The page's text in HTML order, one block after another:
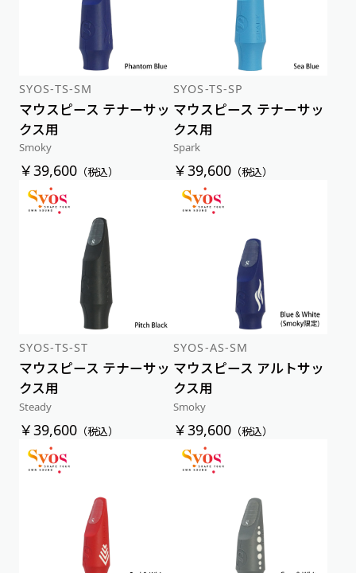
SYOS-TS-SM
マウスピース テナーサッ
クス用
Smoky
￥39,600（税込）
SYOS-TS-SP
マウスピース テナーサッ
クス用
Spark
￥39,600 （税込）
SYOS-TS-ST
マウスピース テナーサッ
クス用
Steady
￥39,600（税込）
SYOS-AS-SM
マウスピース アルトサッ
クス用
Smoky
￥39,600 （税込）